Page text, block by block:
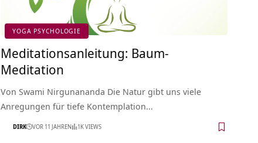
YOGA PSYCHOLOGIE
Meditationsanleitung: Baum-
Meditation
Von Swami Nirgunananda Die Natur gibt uns viele
Anregungen für tiefe Kontemplation…
DIRK VOR 11 JAHREN 1K VIEWS